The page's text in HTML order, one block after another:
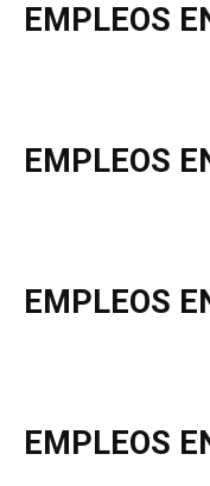
EMPLEOS
EMPLEOS
EMPLEOS
EMPLEOS